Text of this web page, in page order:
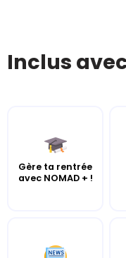
Inclus
Gère ta rentrée
avec NOMAD + !